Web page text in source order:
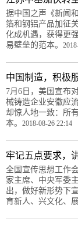
据中国之声《新闻
箔和钢铝产品加征
化成机遇，获得更
易壁垒的范本。
中国制造，积极
7月6日，美国宣布
械铸造企业安徽应
却惊人地一致：所
本。 2018-08-26 22:14
牢记五点要求，
全国宣传思想工作
家主席、中央军委
出，做好新形势下
育新人、兴文化、